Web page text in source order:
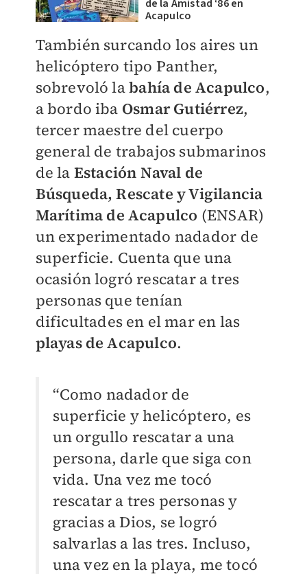
de la Amistad ‘86 en
Acapulco
También surcando los aires un
helicóptero tipo Panther,
sobrevoló labahía de Acapulco,
a bordo iba Osmar Gutiérrez,
tercer maestre del cuerpo
general de trabajos submarinos
de la Estación Naval de
Búsqueda, Rescate y Vigilancia
Marítima de Acapulco (ENSAR)
un experimentado nadador de
superficie. Cuenta que una
ocasión logró rescatar a tres
personas que tenían
dificultades en el mar en las
playas de Acapulco.
“Como nadador de
superficie y helicóptero, es
un orgullo rescatar a una
persona, darle que siga con
vida. Una vez me tocó
rescatar a tres personas y
gracias a Dios, se logró
salvarlas a las tres. Incluso,
una vez en la playa, me tocó